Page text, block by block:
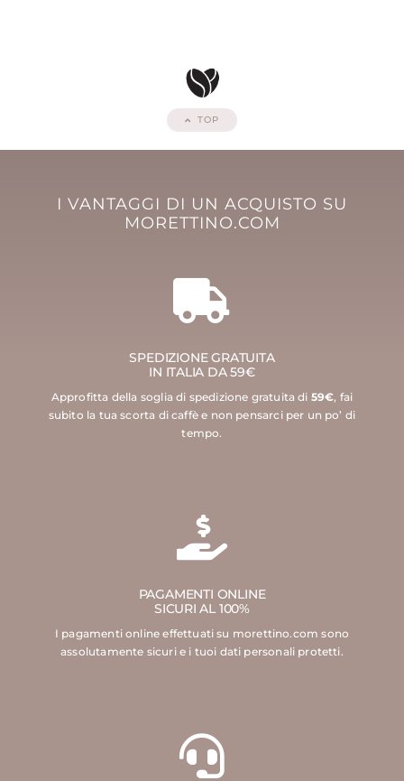
TOP
I VANTAGGI DI UN ACQUISTO SU
MORETTINO.COM
SPEDIZIONE GRATUITA
IN ITALIA DA 59€
Approfitta della soglia di spedizione gratuita di 59€, fai
subito la tua scorta di caffè e non pensarci per un po’ di
tempo.
PAGAMENTI ONLINE
SICURI AL 100%
I pagamenti online effettuati su morettino.com sono
assolutamente sicuri e i tuoi dati personali protetti.